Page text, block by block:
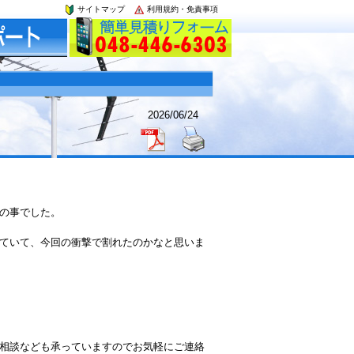
利用規約・免責事項
サイトマップ
2026/06/24
事でした。
いて、今回の衝撃で割れたのかなと思いま
談なども承っていますのでお気軽にご連絡